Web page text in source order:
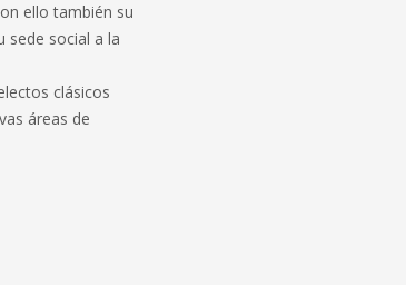
ello también su
sede social a la
clásicos
áreas de